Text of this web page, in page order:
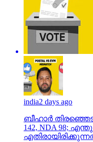
india2 days ago
ബീഹാർ
142, NDA 98;